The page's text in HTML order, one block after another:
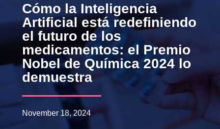
Cómo la Inteligencia
Artificial está redefiniendo
el futuro de los
medicamentos: el Premio
Nobel de Química 2024 lo
demuestra
November 18, 2024